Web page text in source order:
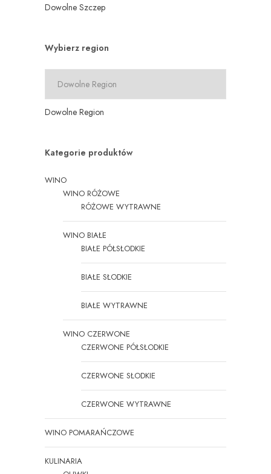
Dowolne Szczep
Wybierz region
Dowolne Region
Kategorie produktów
WINO
WINO RÓŻOWE
RÓŻOWE WYTRAWNE
WINO BIAŁE
BIAŁE PÓŁSŁODKIE
BIAŁE SŁODKIE
BIAŁE WYTRAWNE
WINO CZERWONE
CZERWONE PÓŁSŁODKIE
CZERWONE SŁODKIE
CZERWONE WYTRAWNE
WINO POMARAŃCZOWE
KULINARIA